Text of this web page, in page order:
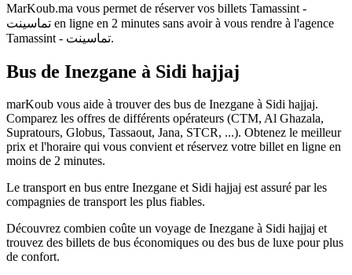
MarKoub.ma vous permet de réserver vos billets Tamassint -
تماسينت en ligne en 2 minutes sans avoir à vous rendre à l'agence
Tamassint - تماسينت.
Bus de Inezgane à Sidi hajjaj
marKoub vous aide à trouver des bus de Inezgane à Sidi hajjaj.
Comparez les offres de différents opérateurs (CTM, Al Ghazala,
Supratours, Globus, Tassaout, Jana, STCR, ...). Obtenez le meilleur
prix et l'horaire qui vous convient et réservez votre billet en ligne en
moins de 2 minutes.
Le transport en bus entre Inezgane et Sidi hajjaj est assuré par les
compagnies de transport les plus fiables.
Découvrez combien coûte un voyage de Inezgane à Sidi hajjaj et
trouvez des billets de bus économiques ou des bus de luxe pour plus
de confort.